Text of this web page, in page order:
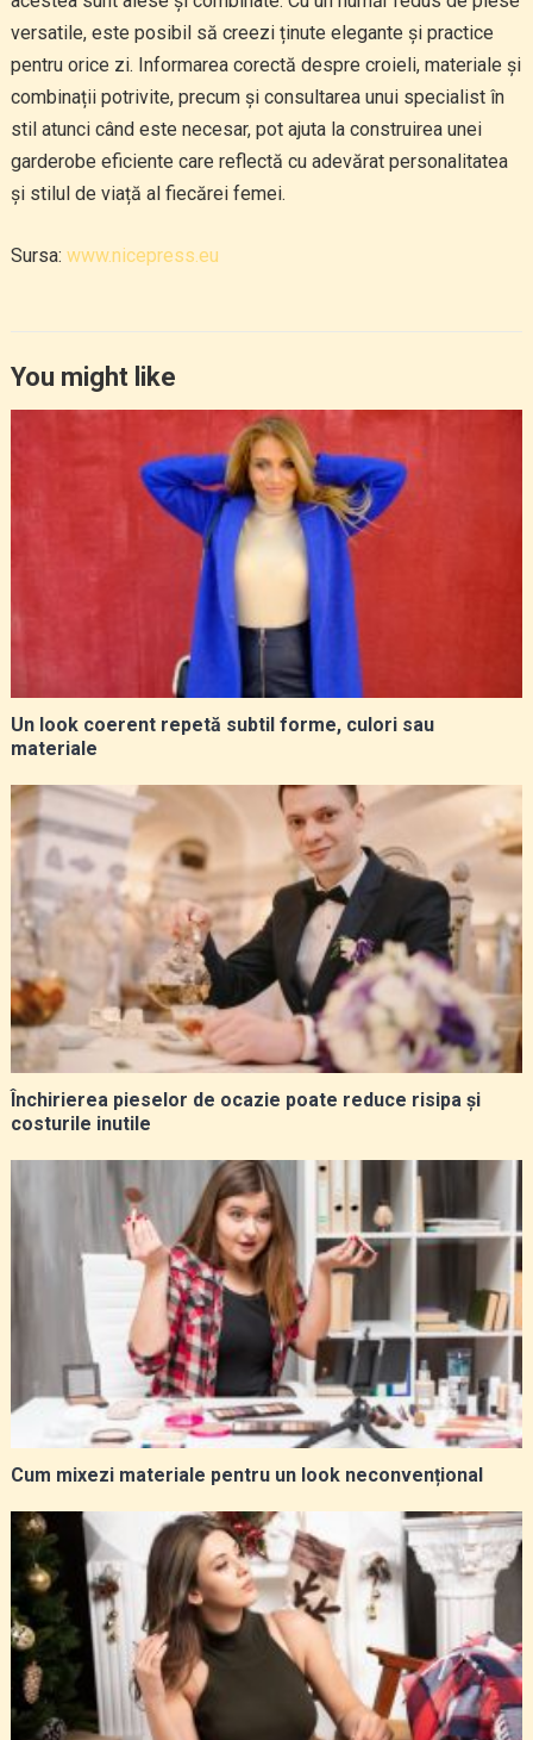
versatile, este posibil să creezi ținute elegante și practice
pentru orice zi. Informarea corectă despre croieli, materiale și
combinații potrivite, precum și consultarea unui specialist în
stil atunci când este necesar, pot ajuta la construirea unei
garderobe eficiente care reflectă cu adevărat personalitatea
și stilul de viață al fiecărei femei.
Sursa: www.nicepress.eu
You might like
Un look coerent repetă subtil forme, culori sau
materiale
Închirierea pieselor de ocazie poate reduce risipa și
costurile inutile
Cum mixezi materiale pentru un look neconvențional